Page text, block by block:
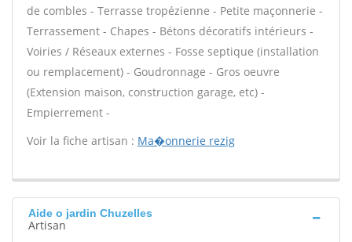
de combles - Terrasse tropézienne - Petite maçonnerie -
Terrassement - Chapes - Bétons décoratifs intérieurs -
Voiries / Réseaux externes - Fosse septique (installation
ou remplacement) - Goudronnage - Gros oeuvre
(Extension maison, construction garage, etc) -
Empierrement -
Voir la fiche artisan : Ma�onnerie rezig
Aide o jardin Chuzelles
Artisan